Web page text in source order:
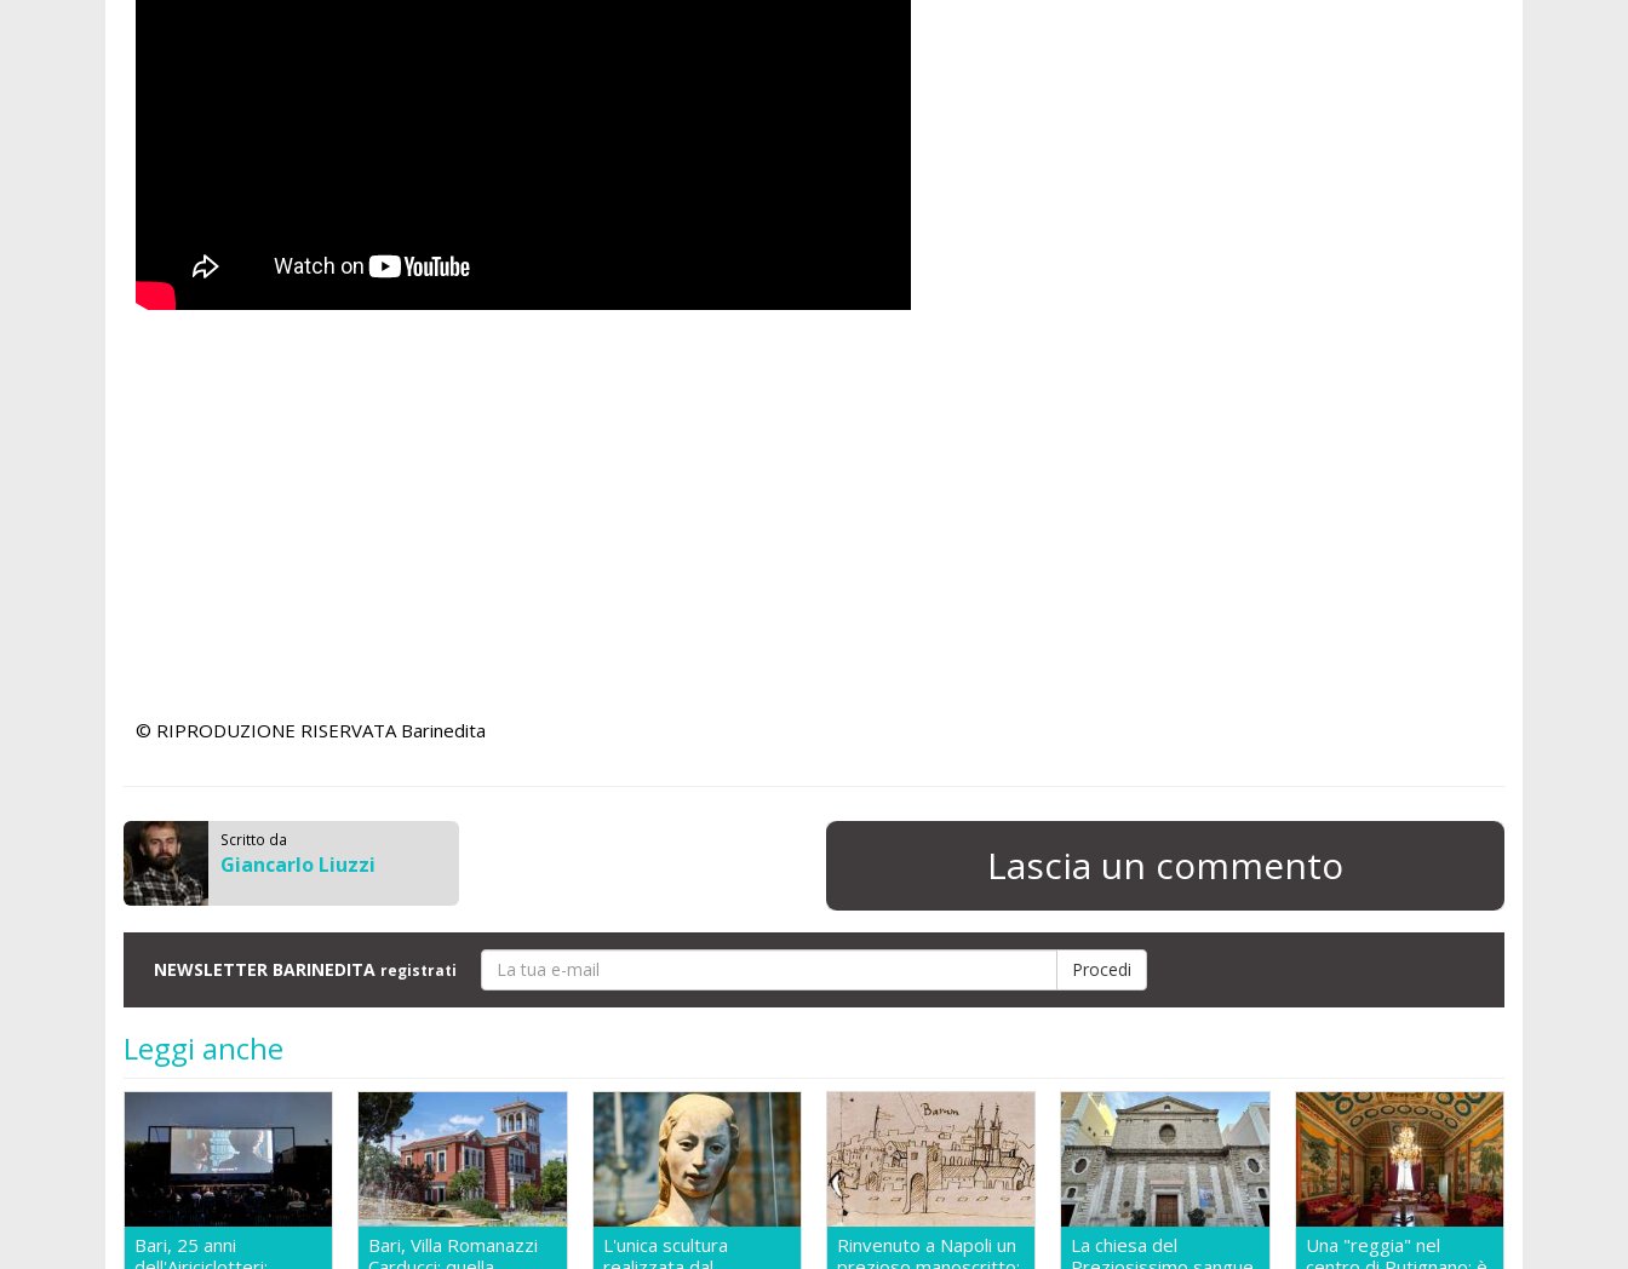
© RIPRODUZIONE RISERVATA Barinedita
Scritto da
Giancarlo Liuzzi Lascia un commento
NEWSLETTER BARINEDITA registrati
Leggi anche
Bari, 25 anni
Bari, Villa Romanazzi
L'unica scultura
Rinvenuto a Napoli un
La chiesa del
Una "reggia" nel